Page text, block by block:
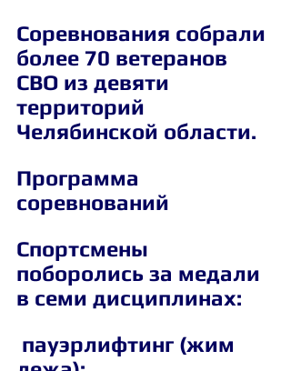
Соревнования собрали
более 70 ветеранов
СВО из девяти
территорий
Челябинской области.
Программа
соревнований
Спортсмены
поборолись за медали
в семи дисциплинах:
пауэрлифтинг (жим